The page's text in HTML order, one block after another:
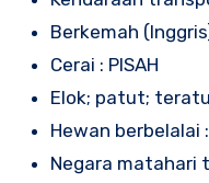
Berkemah
Cerai : PISAH
Elok; patut;
Hewan berbelalai
Negara matahari